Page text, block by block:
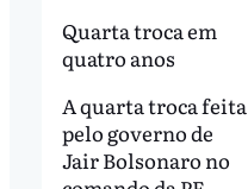
Quarta troca em
quatro anos
A quarta troca feita
pelo governo de
Jair Bolsonaro no